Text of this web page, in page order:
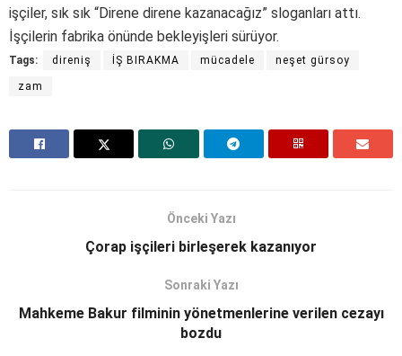
işçiler, sık sık “Direne direne kazanacağız” sloganları attı.
İşçilerin fabrika önünde bekleyişleri sürüyor.
Tags: direniş İŞ BIRAKMA mücadele neşet gürsoy
zam
Önceki Yazı
Çorap işçileri birleşerek kazanıyor
Sonraki Yazı
Mahkeme Bakur filminin yönetmenlerine verilen cezayı
bozdu